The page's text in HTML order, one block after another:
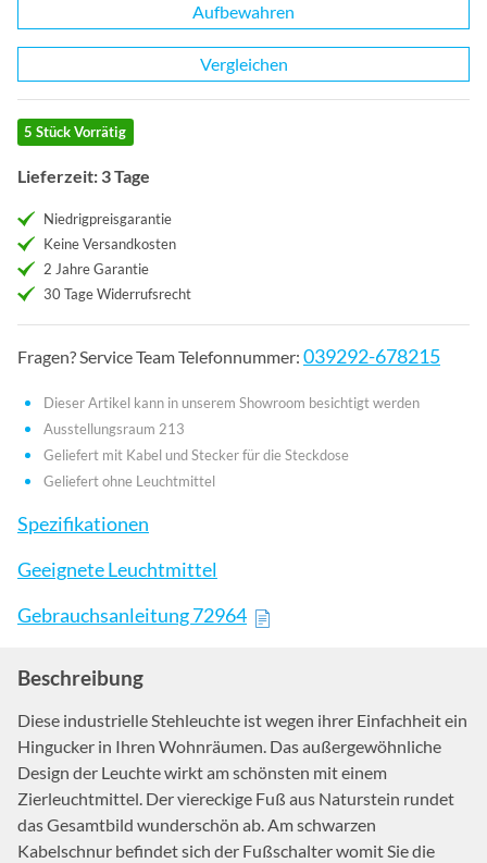
Aufbewahren
Vergleichen
5 Stück Vorrätig
Lieferzeit: 3 Tage
Niedrigpreisgarantie
Keine Versandkosten
2 Jahre Garantie
30 Tage Widerrufsrecht
Fragen? Service Team Telefonnummer: 039292-678215
Dieser Artikel kann in unserem Showroom besichtigt werden
Ausstellungsraum 213
Geliefert mit Kabel und Stecker für die Steckdose
Geliefert ohne Leuchtmittel
Spezifikationen
Geeignete Leuchtmittel
Gebrauchsanleitung 72964
Beschreibung
Diese industrielle Stehleuchte ist wegen ihrer Einfachheit ein
Hingucker in Ihren Wohnräumen. Das außergewöhnliche
Design der Leuchte wirkt am schönsten mit einem
Zierleuchtmittel. Der viereckige Fuß aus Naturstein rundet
das Gesamtbild wunderschön ab. Am schwarzen
Kabelschnur befindet sich der Fußschalter womit Sie die